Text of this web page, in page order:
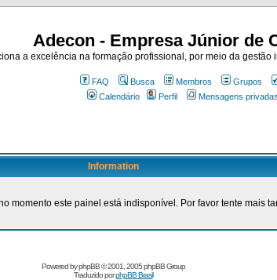
Adecon - Empresa Júnior de
a excelência na formação profissional, por meio da
FAQ Busca Membros Grupos
Calendário
Perfil Mensagens privadas
Information
momento este painel está indisponível. Por favor tente mais
Powered byphpBB© 2001, 2005 phpBB Group
Traduzido porphpBB Brasil